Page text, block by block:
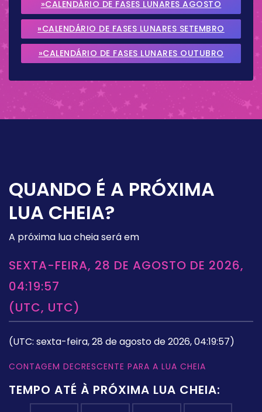
»CALENDÁRIO DE FASES LUNARES AGOSTO
2026
»CALENDÁRIO DE FASES LUNARES SETEMBRO
2026
»CALENDÁRIO DE FASES LUNARES OUTUBRO
QUANDO É A PRÓXIMA
LUA CHEIA?
A próxima lua cheia será em
SEXTA-FEIRA, 28 DE AGOSTO DE 2026,
04:19:57
(UTC, UTC)
(UTC: sexta-feira, 28 de agosto de 2026, 04:19:57)
CONTAGEM DECRESCENTE PARA A LUA CHEIA
TEMPO ATÉ À PRÓXIMA LUA CHEIA: